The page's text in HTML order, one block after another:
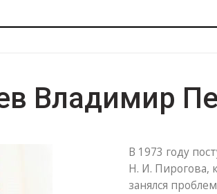
Владимир
В 1973 году
Н. И. Пирогова,
занялся